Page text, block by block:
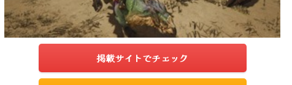
掲載サイトでチェック